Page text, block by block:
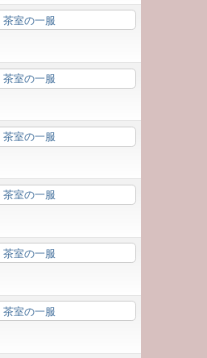
茶室の一服
茶室の一服
茶室の一服
茶室の一服
茶室の一服
茶室の一服